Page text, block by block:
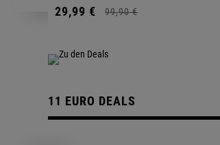
29,99 € 99,90 €
11 EURO DEALS